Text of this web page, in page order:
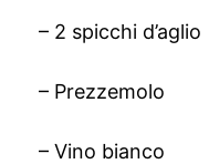
– 2 spicchi d’aglio
– Prezzemolo
– Vino bianco